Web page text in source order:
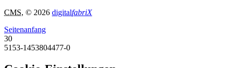
CMS, © 2026 digitalfabriX
Seitenanfang
30
5153-1453804477-0